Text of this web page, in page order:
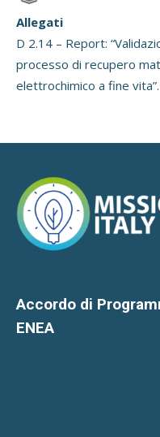
Allegati
D 2.14 – Report:
processo di recupero
elettrochimico a fine vita”.
Accordo di
ENEA